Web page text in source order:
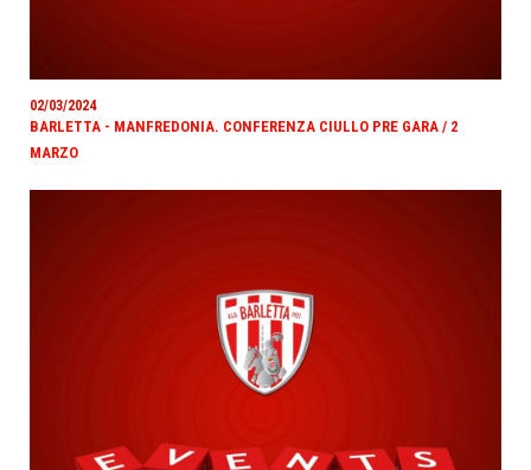
02/03/2024
BARLETTA - MANFREDONIA. CONFERENZA CIULLO PRE GARA / 2
MARZO